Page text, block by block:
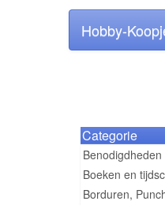
Hobby-
Categorie
Benodigdheden
Boeken en
Borduren,